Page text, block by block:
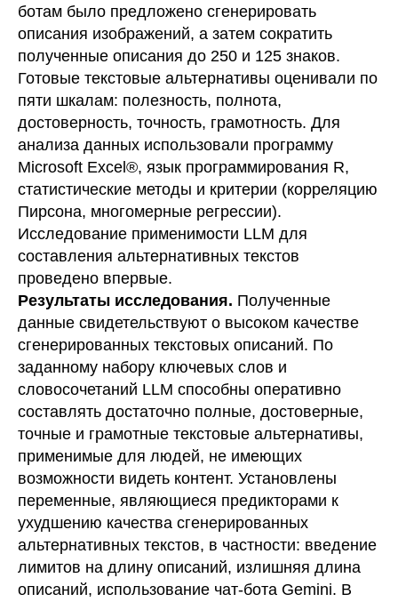
ботам было предложено сгенерировать
описания изображений, а затем сократить
полученные описания до 250 и 125 знаков.
Готовые текстовые альтернативы оценивали по
пяти шкалам: полезность, полнота,
достоверность, точность, грамотность. Для
анализа данных использовали программу
Microsoft Excel®, язык программирования R,
статистические методы и критерии (корреляцию
Пирсона, многомерные регрессии).
Исследование применимости LLM для
составления альтернативных текстов
проведено впервые.
Результаты исследования. Полученные
данные свидетельствуют о высоком качестве
сгенерированных текстовых описаний. По
заданному набору ключевых слов и
словосочетаний LLM способны оперативно
составлять достаточно полные, достоверные,
точные и грамотные текстовые альтернативы,
применимые для людей, не имеющих
возможности видеть контент. Установлены
переменные, являющиеся предикторами к
ухудшению качества сгенерированных
альтернативных текстов, в частности: введение
лимитов на длину описаний, излишняя длина
описаний, использование чат-бота Gemini. В